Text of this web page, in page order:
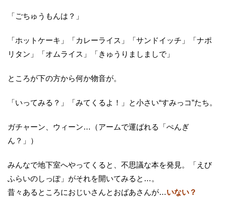
「ごちゅうもんは？」
「ホットケーキ」「カレーライス」「サンドイッチ」「ナポ
リタン」「オムライス」「きゅうりましましで」
ところが下の方から何か物音が。
「いってみる？」「みてくるよ！」と小さい“すみっコ”たち。
ガチャーン、ウィーン…（アームで運ばれる「ぺんぎ
ん？」）
みんなで地下室へやってくると、不思議な本を発見。「えび
ふらいのしっぽ」がそれを開いてみると…。
昔々あるところにおじいさんとおばあさんが…いない？